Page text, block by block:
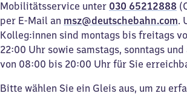
Mobilitätsservice unter 030 65212888
per E-Mail an msz@deutschebahn.com.
Kolleg:innen sind montags bis freitags
22:00 Uhr sowie samstags, sonntags
von 08:00 bis 20:00 Uhr für Sie
Bitte wählen Sie ein Gleis aus, um zu